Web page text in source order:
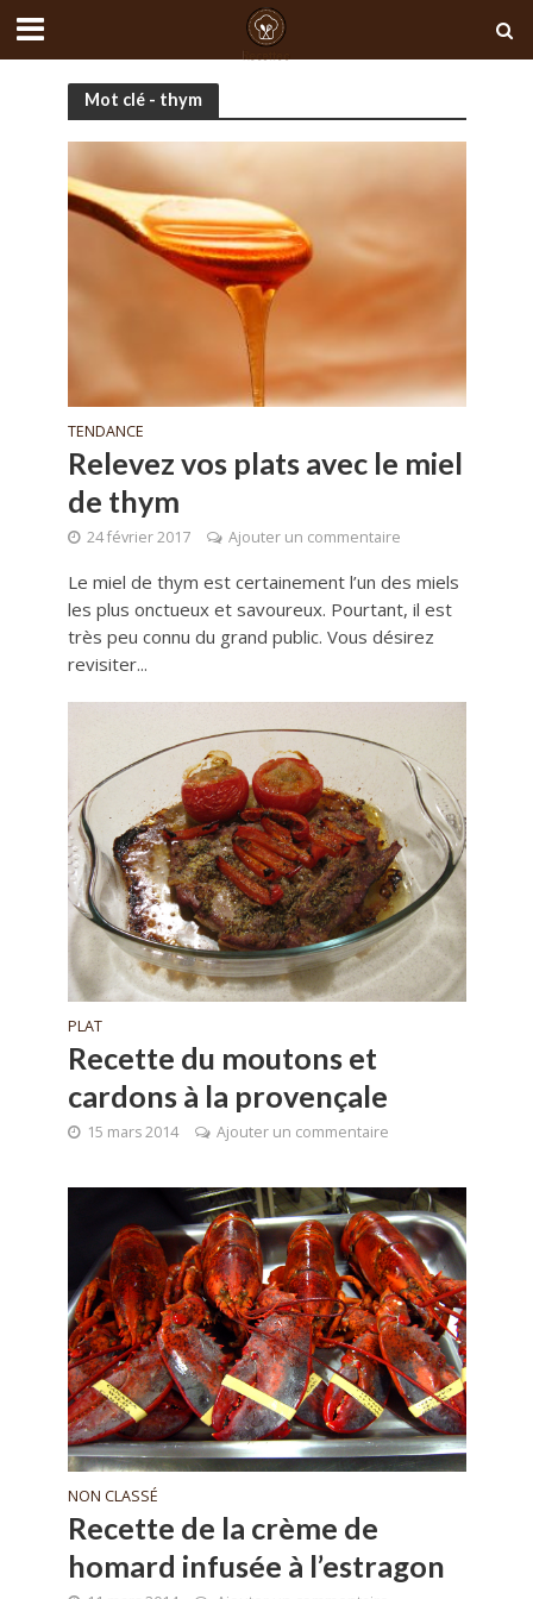
Mot clé - thym
TENDANCE
Relevez vos plats avec le miel
de thym
24 février 2017 Ajouter un commentaire
Le miel de thym est certainement l’un des miels
les plus onctueux et savoureux. Pourtant, il est
très peu connu du grand public. Vous désirez
revisiter...
PLAT
Recette du moutons et
cardons à la provençale
15 mars 2014 Ajouter un commentaire
NON CLASSÉ
Recette de la crème de
homard infusée à l’estragon